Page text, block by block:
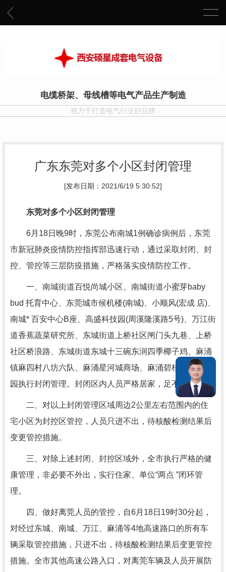
电缆桥架、母线槽等电气产品生产制造
致力于打造电气行业好品牌
广东东莞对多个小区封闭管理
[发布日期：2021/6/19 5:30:52]
东莞对多个小区封闭管理
6月18日晚9时，东莞公布南城1例确诊病例后，东莞
市新冠肺炎疫情防控指挥部迅速行动，通过采取封闭、封
控、管控等三层防疫措施，严格落实疫情防控工作。
一、南城街道百悦尚城小区、南城街道小蜜芽baby
bud 托育中心、东莞城市候机楼(南城)、小顺风(宏成 店)、
南城* 百安中心B座、高盛科技园(周溪隆溪路5号)、万江街
道香蕉蔬菜研究所、东城街道上桥社区闸门头九巷、上桥
社区桥浪路、东城街道东城十三碗东润四季椰子鸡、麻涌
镇麻四村八坊六队、麻涌星河城商场、麻涌碧桂园嘉誉花
园执行封闭管理。封闭区内人员严格居家，足不出户。
二、对以上封闭管理区域周边2公里左右范围内的住
宅小区为封控区管控，人员只进不出，待核酸检测结果后
变更管控措施。
三、对除上述封闭、封控区域外，全市执行严格的健
康管理，非必要不外出，实行住家、单位“两点 ”闭环管
理。
四、做好离莞人员的管控，自6月18日19时30分起，
对经过东城、南城、万江、麻涌等4地高速路口的所有车
辆采取管控措施，只进不出，待核酸检测结果后变更管控
措施。全市其他高速公路入口，对离莞车辆及人员开展防